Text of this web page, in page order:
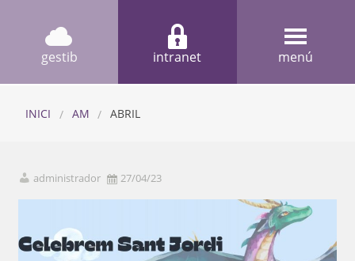
gestib intranet menú
INICI AM ABRIL
administrador 27/04/23